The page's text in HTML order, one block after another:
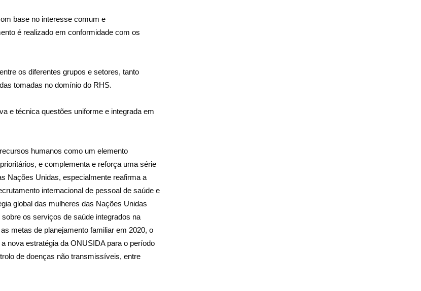
base no interesse comum e
é realizado em conformidade com os
os diferentes grupos e setores, tanto
tomadas no domínio do RHS.
e técnica questões uniforme e integrada em
humanos como um elemento
e complementa e reforça uma série
Nações Unidas, especialmente reafirma a
internacional de pessoal de saúde e
global das mulheres das Nações Unidas
os serviços de saúde integrados na
metas de planejamento familiar em 2020, o
nova estratégia da ONUSIDA para o período
de doenças não transmissíveis, entre